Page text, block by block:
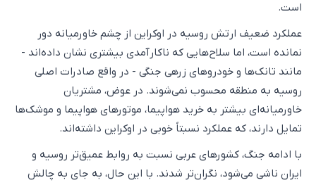
است.
عملکرد ضعیف ارتش روسیه در اوکراین از چشم خاورمیانه دور
نمانده است، اما سلاح‌هایی که ناکارآمدی بیشتری نشان داده‌اند -
مانند تانک‌ها و خودروهای زرهی جنگی - در واقع صادرات اصلی
روسیه به منطقه محسوب نمی‌شوند. در عوض، مشتریان
خاورمیانه‌ای بیشتر به خرید هواپیما، موتورهای هواپیما و موشک‌ها
تمایل دارند، که عملکرد نسبتاً خوبی در اوکراین داشته‌اند.
با ادامه جنگ، کشورهای عربی نسبت به روابط عمیق‌تر روسیه و
ایران ناشی می‌شود، نگران‌تر شدند. با این حال، به جای به چالش